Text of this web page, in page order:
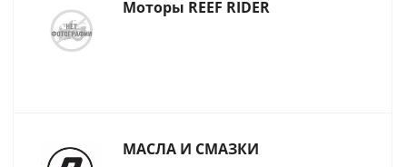
Моторы REEF RIDER
МАСЛА И СМАЗКИ